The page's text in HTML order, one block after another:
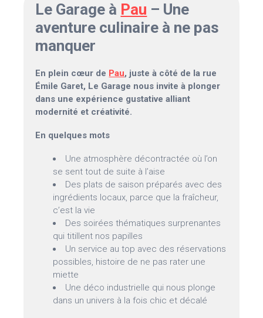
Le Garage à Pau – Une
aventure culinaire à ne pas
manquer
En plein cœur de Pau, juste à côté de la rue
Émile Garet, Le Garage nous invite à plonger
dans une expérience gustative alliant
modernité et créativité.
En quelques mots
Une atmosphère décontractée où l’on
se sent tout de suite à l’aise
Des plats de saison préparés avec des
ingrédients locaux, parce que la fraîcheur,
c’est la vie
Des soirées thématiques surprenantes
qui titillent nos papilles
Un service au top avec des réservations
possibles, histoire de ne pas rater une
miette
Une déco industrielle qui nous plonge
dans un univers à la fois chic et décalé